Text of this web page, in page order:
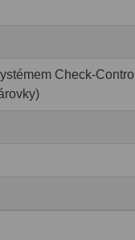
Check-Control